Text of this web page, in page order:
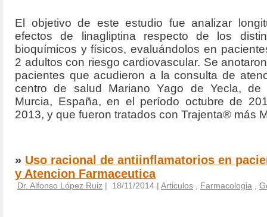
El objetivo de este estudio fue analizar
efectos de linagliptina respecto de los
bioquímicos y físicos, evaluándolos en
2 adultos con riesgo cardiovascular. Se
pacientes que acudieron a la consulta de
centro de salud Mariano Yago de Yecla, de
Murcia, España, en el período octubre de
2013, y que fueron tratados con Trajenta® más
» Uso racional de antiinflamatorios en
y Atencion Farmaceutica
Dr. Alfonso López Ruiz | 18/11/2014 | Articulos Farmacologia